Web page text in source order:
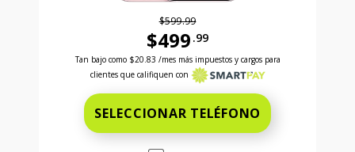
$599.99
$499 .99
Antes el precio era 599 dollars and 99 cents
Tan bajo como $20.83 /mes más impuestos y cargos para
clientes que califiquen con
SELECCIONAR TELÉFONO